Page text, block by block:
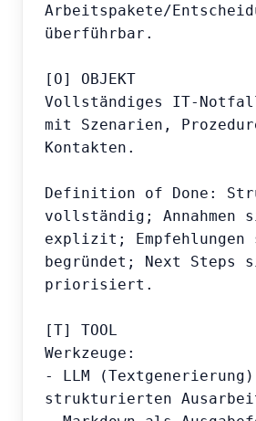
Arbeitspakete/
überführbar.
[O] OBJEKT
Vollständiges IT-
mit Szenarien,
Kontakten.
Definition of Done:
vollständig; Annahmen
explizit; Empfehlungen
begründet; Next Steps
priorisiert.
[T] TOOL
Werkzeuge:
- LLM
strukturierten